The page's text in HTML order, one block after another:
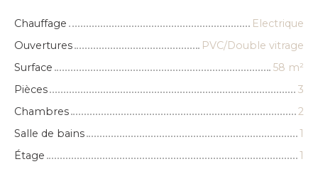
Chauffage
Electrique
Ouvertures
PVC/Double vitrage
Surface
58 m²
Pièces
3
Chambres
2
Salle de bains
1
Étage
1